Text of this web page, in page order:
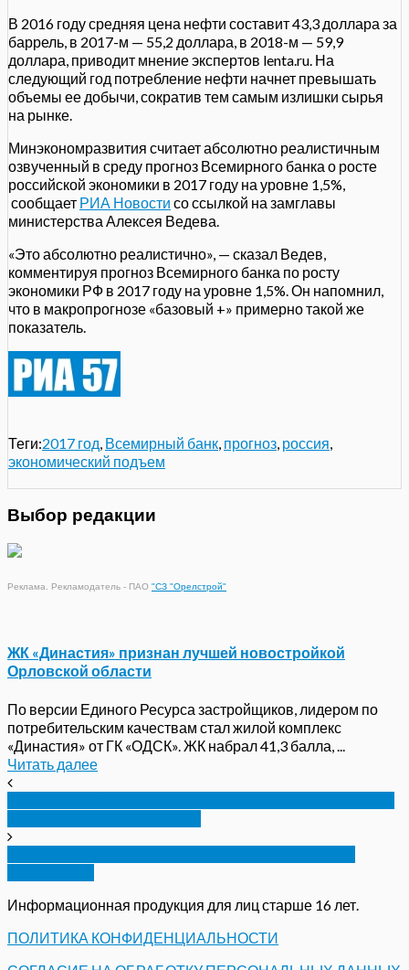
В 2016 году средняя цена нефти составит 43,3 доллара за
баррель, в 2017-м — 55,2 доллара, в 2018-м — 59,9
доллара, приводит мнение экспертов lenta.ru. На
следующий год потребление нефти начнет превышать
объемы ее добычи, сократив тем самым излишки сырья
на рынке.
Минэкономразвития считает абсолютно реалистичным
озвученный в среду прогноз Всемирного банка о росте
российской экономики в 2017 году на уровне 1,5%,
сообщает РИА Новости со ссылкой на замглавы
министерства Алексея Ведева.
«Это абсолютно реалистично», — сказал Ведев,
комментируя прогноз Всемирного банка по росту
экономики РФ в 2017 году на уровне 1,5%. Он напомнил,
что в макропрогнозе «базовый +» примерно такой же
показатель.
Теги:2017 год Всемирный банк прогноз россия
экономический подъем
Выбор редакции
Реклама. Рекламодатель - ПАО "СЗ "Орелстрой"
ЖК «Династия» признан лучшей новостройкой
Орловской области
По версии Единого Ресурса застройщиков, лидером по
потребительским качествам стал жилой комплекс
«Династия» от ГК «ОДСК». ЖК набрал 41,3 балла, ...
Читать далее
Информационная продукция для лиц старше 16 лет.
ПОЛИТИКА КОНФИДЕНЦИАЛЬНОСТИ